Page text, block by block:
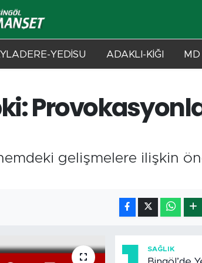
YEDİSU ADAKLI-KİĞI MD
gelişmelere ilişkin
SAĞLIK